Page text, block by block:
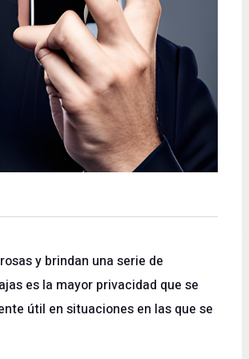
y brindan una serie de
es la mayor privacidad que se
útil en situaciones en las que se